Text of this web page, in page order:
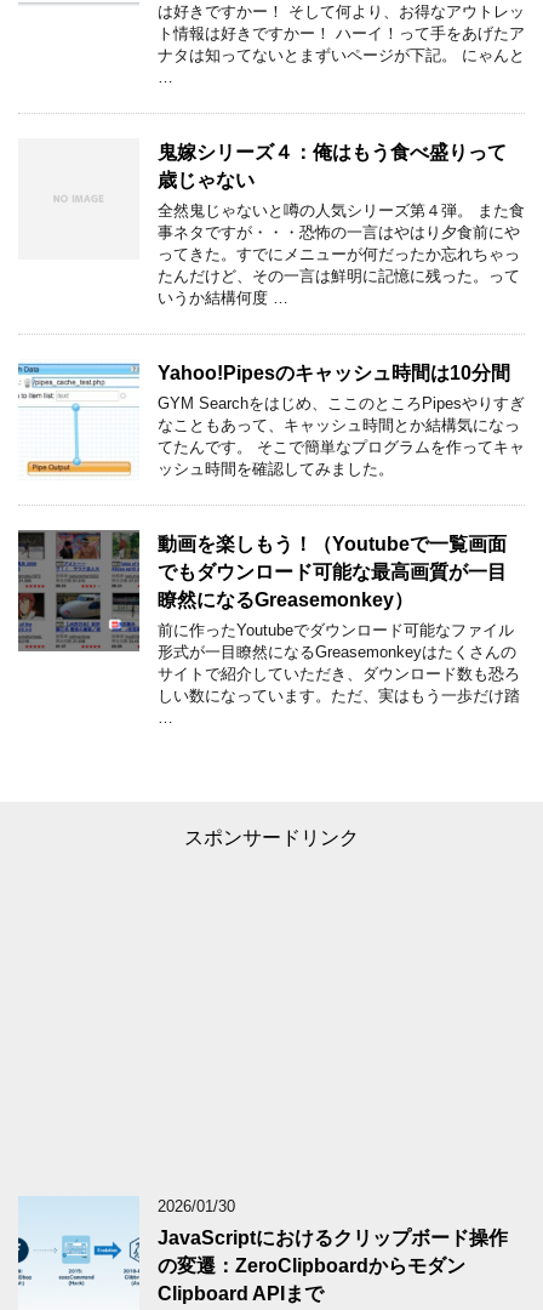
は好きですかー！ そして何より、お得なアウトレッ
ト情報は好きですかー！ ハーイ！って手をあげたア
ナタは知ってないとまずいページが下記。 にゃんと
…
鬼嫁シリーズ４：俺はもう食べ盛りって
歳じゃない
全然鬼じゃないと噂の人気シリーズ第４弾。 また食
事ネタですが・・・恐怖の一言はやはり夕食前にや
ってきた。すでにメニューが何だったか忘れちゃっ
たんだけど、その一言は鮮明に記憶に残った。って
いうか結構何度 …
Yahoo!Pipesのキャッシュ時間は10分間
GYM Searchをはじめ、ここのところPipesやりすぎ
なこともあって、キャッシュ時間とか結構気になっ
てたんです。 そこで簡単なプログラムを作ってキャ
ッシュ時間を確認してみました。
動画を楽しもう！（Youtubeで一覧画面
でもダウンロード可能な最高画質が一目
瞭然になるGreasemonkey）
前に作ったYoutubeでダウンロード可能なファイル
形式が一目瞭然になるGreasemonkeyはたくさんの
サイトで紹介していただき、ダウンロード数も恐ろ
しい数になっています。ただ、実はもう一歩だけ踏
…
スポンサードリンク
2026/01/30
JavaScriptにおけるクリップボード操作
の変遷：ZeroClipboardからモダン
Clipboard APIまで